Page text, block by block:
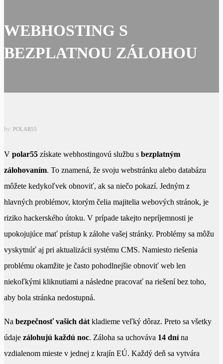
WEBHOSTING S
BEZPLATNOU ZÁLOHOU
by: POLAR55
V polar55 získate webhostingovú službu s bezplatným
zálohovaním. To znamená, že svoju webstránku alebo databázu
môžete kedykoľvek obnoviť, ak sa niečo pokazí. Jedným z
hlavných problémov, ktorým čelia majitelia webových stránok, je
riziko hackerského útoku. V prípade takejto nepríjemnosti je
upokojujúce mať prístup k zálohe vašej stránky. Problémy sa môžu
vyskytnúť aj pri aktualizácii systému CMS. Namiesto riešenia
problému okamžite je často pohodlnejšie obnoviť web len
niekoľkými kliknutiami a následne pracovať na riešení bez toho,
aby bola stránka nedostupná.
Na bezpečnosť vašich dátkladieme veľký dôraz. Preto sa všetky
údaje zálohujú každú noc. Záloha sa uchováva 14 dnína
vzdialenom mieste v jednej z krajín EÚ. Každý deň sa vytvára